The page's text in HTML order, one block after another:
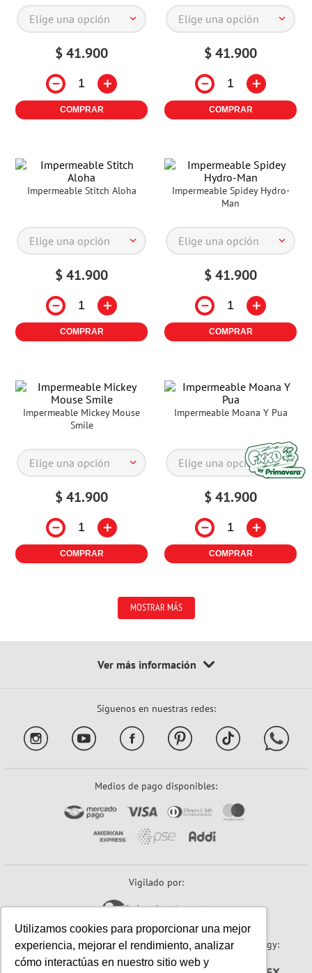
Utilizamos cookies para proporcionar una mejor
experiencia, mejorar el rendimiento, analizar
cómo interactúas en nuestro sitio web y
Elige una opción
$41.900
－ ＋
COMPRAR
Elige una opción
$41.900
－ ＋
COMPRAR
Impermeable Stitch Aloha
Elige una opción
$41.900
－ ＋
COMPRAR
Impermeable Spidey Hydro-
Man
Elige una opción
$41.900
－ ＋
COMPRAR
Impermeable Mickey Mouse
Smile
Elige una opción
$41.900
－ ＋
COMPRAR
Impermeable Moana Y Pua
Elige una opción
$41.900
－ ＋
COMPRAR
MOSTRAR MÁS
Síguenos en nuestras redes:
Medios de pago disponibles:
Vigilado por:
Sitio seguro: Powered By: Technology: